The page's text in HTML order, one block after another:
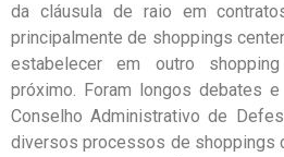
da cláusula de raio em
principalmente de shoppings
estabelecer em outro
próximo. Foram longos debates
Conselho Administrativo de
diversos processos de shoppings